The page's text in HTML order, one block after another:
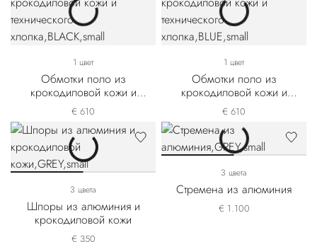
1 цвет
Обмотки поло из
крокодиловой кожи и
технического хлопка
€ 610
1 цвет
Обмотки поло из
крокодиловой кожи и
технического хлопка
€ 610
3 цвета
Шпоры из алюминия и
крокодиловой кожи
€ 350
3 цвета
Стремена из алюминия
€ 1.100